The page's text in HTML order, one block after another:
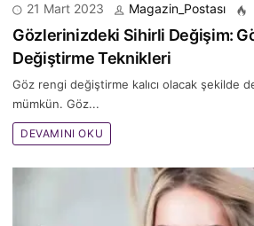
21 Mart 2023 Magazin_Postası
Gözlerinizdeki Sihirli Değişim:
Değiştirme Teknikleri
Göz rengi değiştirme kalıcı olacak şekilde
mümkün. Göz...
DEVAMINI OKU